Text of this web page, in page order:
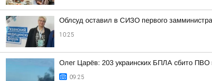
Облсуд оставил в СИЗО первого
10:25
Олег Царёв: 203 украинских БПЛА сбито
09:25